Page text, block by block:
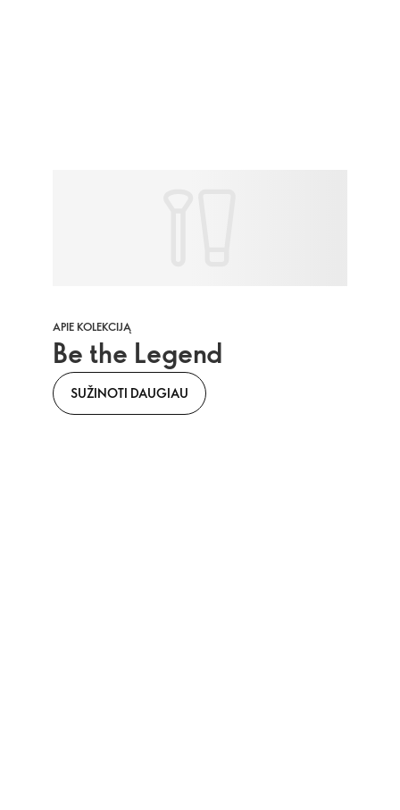
APIE KOLEKCIJĄ
Be the Legend
SUŽINOTI DAUGIAU